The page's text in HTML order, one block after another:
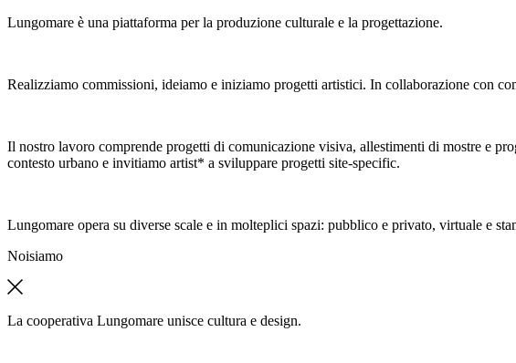
Lungomare è una piattaforma per la produzione culturale e la progettazione.
Realizziamo commissioni, ideiamo e iniziamo progetti artistici. In collaborazione con
Il nostro lavoro comprende progetti di comunicazione visiva, allestimenti di mostre e
contesto urbano e invitiamo artist* a sviluppare progetti site-specific.
Lungomare opera su diverse scale e in molteplici spazi: pubblico e privato, virtuale e
Noisiamo
La cooperativa Lungomare unisce cultura e design.